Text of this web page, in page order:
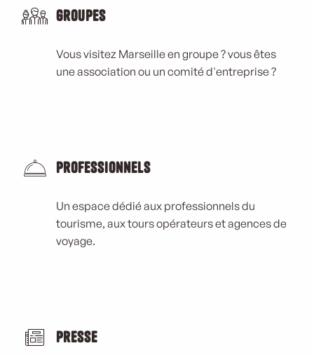
Groupes
Vous visitez Marseille en groupe ? vous êtes
une association ou un comité d'entreprise ?
Professionnels
Un espace dédié aux professionnels du
tourisme, aux tours opérateurs et agences de
voyage.
Presse